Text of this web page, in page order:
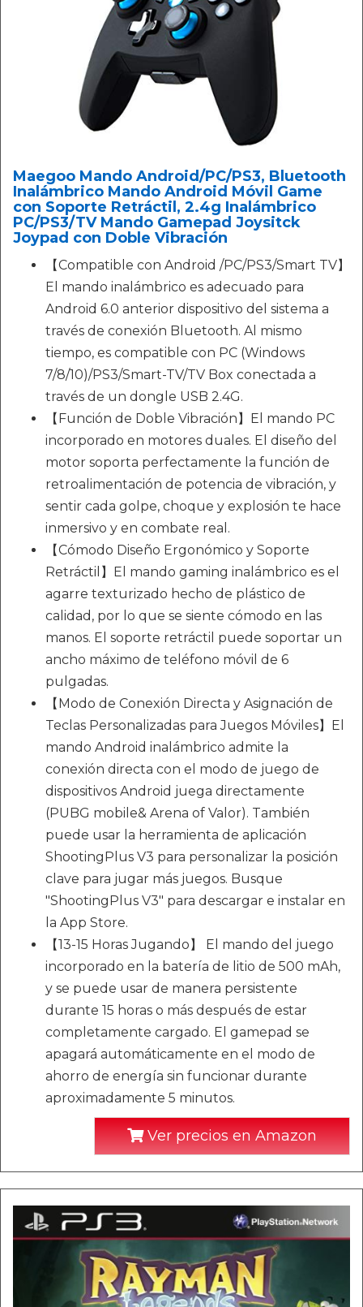
Maegoo Mando Android/PC/PS3, Bluetooth
Inalámbrico Mando Android Móvil Game
con Soporte Retráctil, 2.4g Inalámbrico
PC/PS3/TV Mando Gamepad Joysitck
Joypad con Doble Vibración
【Compatible con Android /PC/PS3/Smart TV】
El mando inalámbrico es adecuado para
Android 6.0 anterior dispositivo del sistema a
través de conexión Bluetooth. Al mismo
tiempo, es compatible con PC (Windows
7/8/10)/PS3/Smart-TV/TV Box conectada a
través de un dongle USB 2.4G.
【Función de Doble Vibración】El mando PC
incorporado en motores duales. El diseño del
motor soporta perfectamente la función de
retroalimentación de potencia de vibración, y
sentir cada golpe, choque y explosión te hace
inmersivo y en combate real.
【Cómodo Diseño Ergonómico y Soporte
Retráctil】El mando gaming inalámbrico es el
agarre texturizado hecho de plástico de
calidad, por lo que se siente cómodo en las
manos. El soporte retráctil puede soportar un
ancho máximo de teléfono móvil de 6
pulgadas.
【Modo de Conexión Directa y Asignación de
Teclas Personalizadas para Juegos Móviles】El
mando Android inalámbrico admite la
conexión directa con el modo de juego de
dispositivos Android juega directamente
(PUBG mobile& Arena of Valor). También
puede usar la herramienta de aplicación
ShootingPlus V3 para personalizar la posición
clave para jugar más juegos. Busque
"ShootingPlus V3" para descargar e instalar en
la App Store.
【13-15 Horas Jugando】 El mando del juego
incorporado en la batería de litio de 500 mAh,
y se puede usar de manera persistente
durante 15 horas o más después de estar
completamente cargado. El gamepad se
apagará automáticamente en el modo de
ahorro de energía sin funcionar durante
aproximadamente 5 minutos.
Ver precios en Amazon